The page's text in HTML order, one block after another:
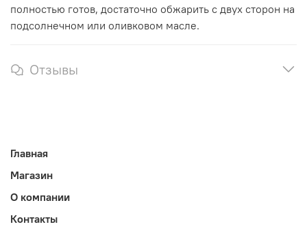
полностью готов, достаточно обжарить с двух сторон на
подсолнечном или оливковом масле.
Отзывы
Главная
Магазин
О компании
Контакты